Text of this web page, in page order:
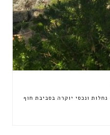
נחלות ונכסי יוקרה בסביבת חוף